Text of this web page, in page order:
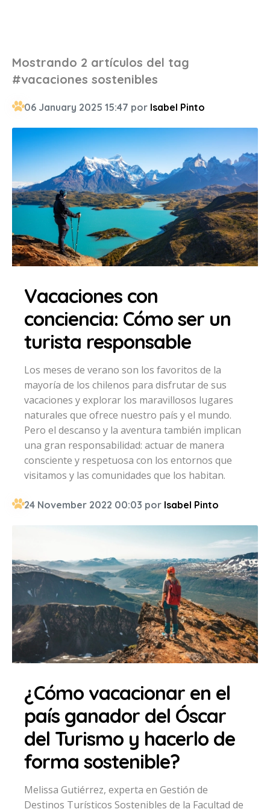
Mostrando 2 artículos del tag
#vacaciones sostenibles
06 January 2025 15:47 por Isabel Pinto
Vacaciones con
conciencia: Cómo ser un
turista responsable
Los meses de verano son los favoritos de la
mayoría de los chilenos para disfrutar de sus
vacaciones y explorar los maravillosos lugares
naturales que ofrece nuestro país y el mundo.
Pero el descanso y la aventura también implican
una gran responsabilidad: actuar de manera
consciente y respetuosa con los entornos que
visitamos y las comunidades que los habitan.
24 November 2022 00:03 por Isabel Pinto
¿Cómo vacacionar en el
país ganador del Óscar
del Turismo y hacerlo de
forma sostenible?
Melissa Gutiérrez, experta en Gestión de
Destinos Turísticos Sostenibles de la Facultad de